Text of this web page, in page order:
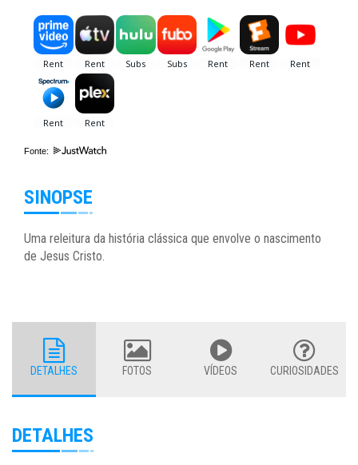
Fonte:
SINOPSE
Uma releitura da história clássica que envolve o nascimento
de Jesus Cristo.
DETALHES FOTOS VÍDEOS CURIOSIDADES
DETALHES